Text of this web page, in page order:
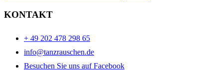
KONTAKT
+ 49 202 478 298 65
info@tanzrauschen.de
Besuchen Sie uns auf Facebook